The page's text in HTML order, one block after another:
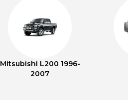
Mitsubishi L200 1996-
2007